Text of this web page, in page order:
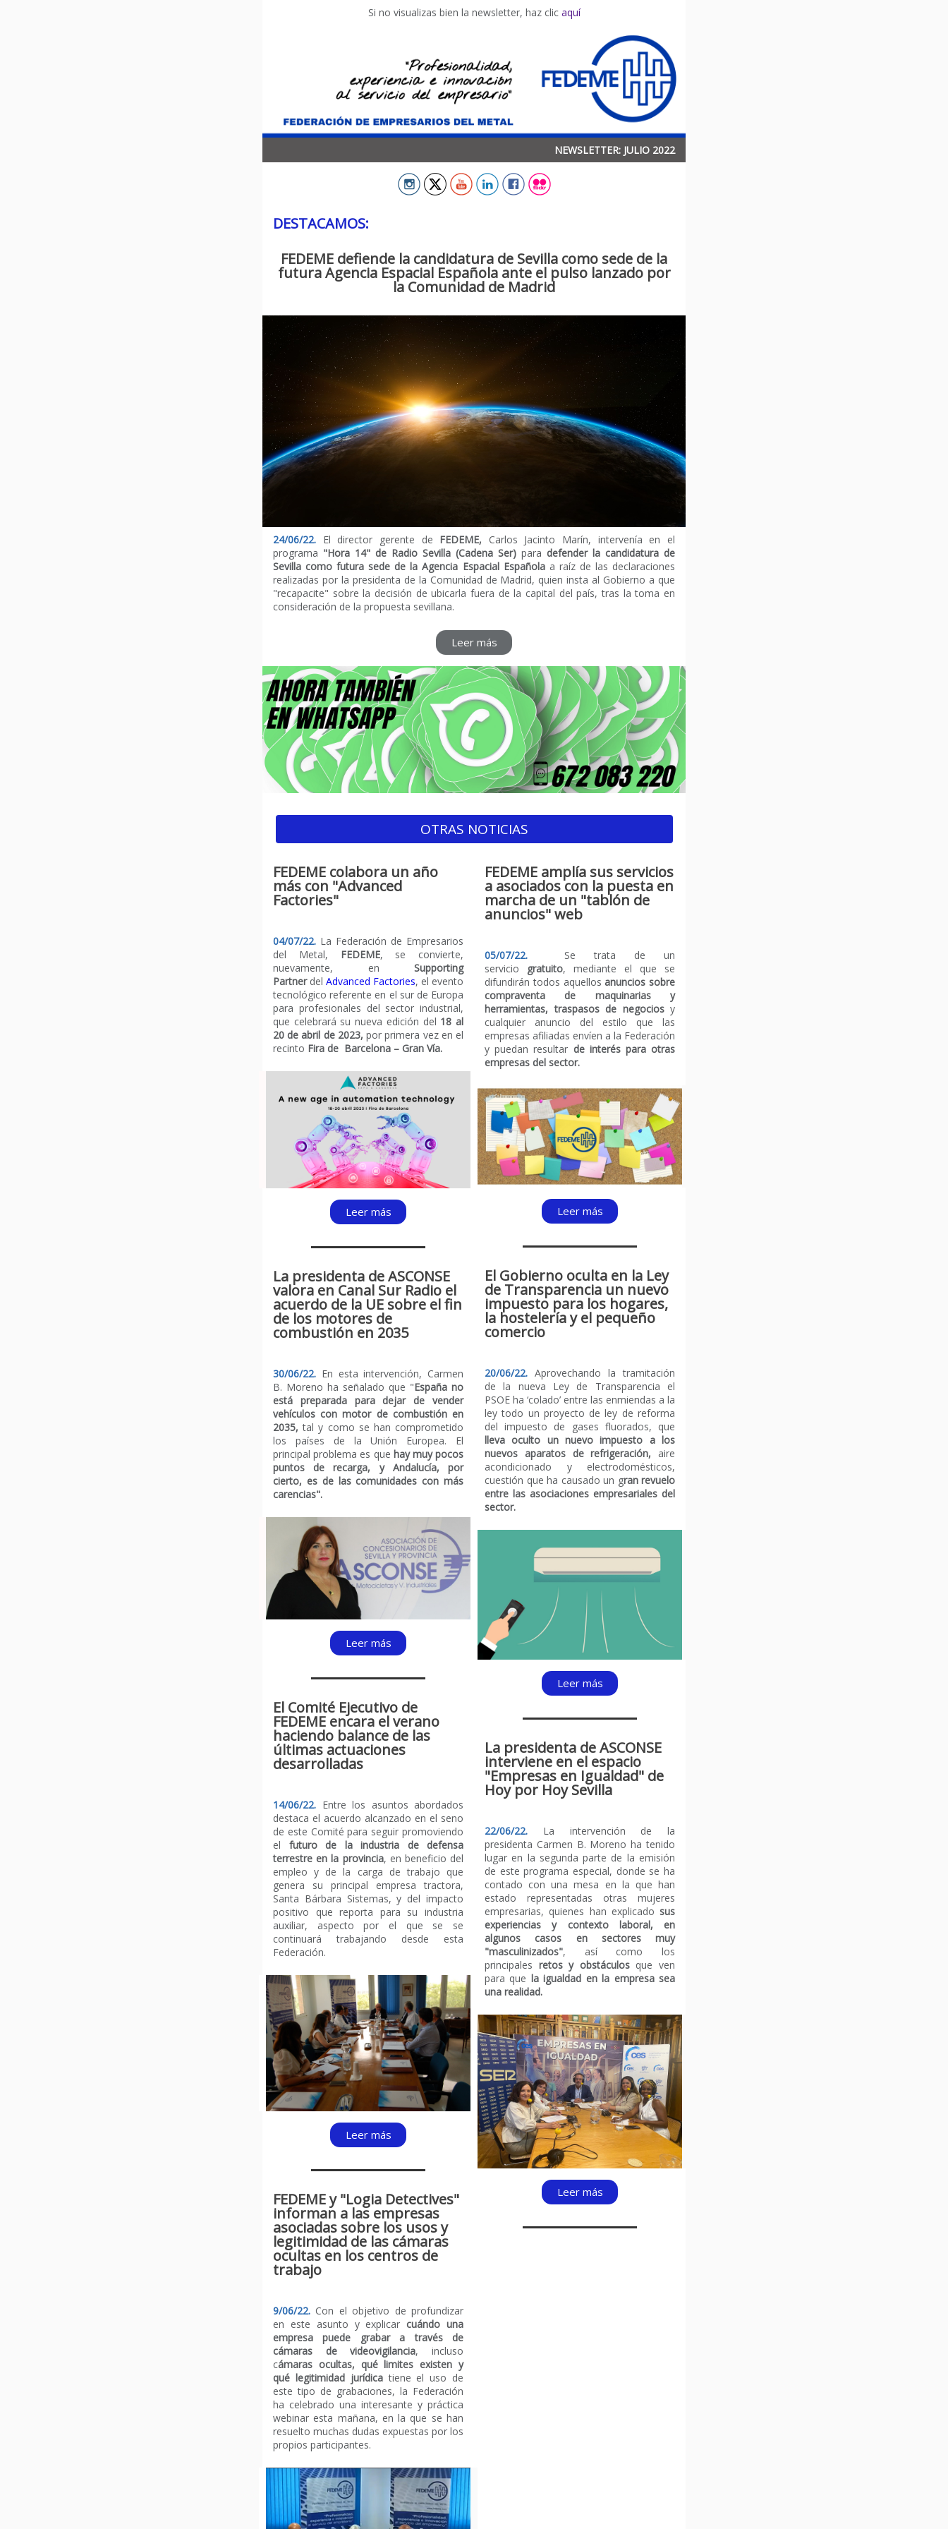
Si no visualizas bien la newsletter, haz clic aquí
NEWSLETTER: JULIO 2022
DESTACAMOS:
FEDEME defiende la candidatura de Sevilla como sede de la
futura Agencia Espacial Española ante el pulso lanzado por
la Comunidad de Madrid
24/06/22. El director gerente de FEDEME,
Carlos Jacinto Marín, intervenía en el
programa "Hora 14" de Radio Sevilla (Cadena Ser) para defender la candidatura de
Sevilla como futura sede de la Agencia Espacial Española a raíz de las declaraciones
realizadas por la presidenta de la Comunidad de Madrid, quien insta al Gobierno a que
"recapacite" sobre la decisión de ubicarla fuera de la capital del país, tras la toma en
consideración de la propuesta sevillana.
Leer más
OTRAS NOTICIAS
FEDEME colabora un año
más con "Advanced
Factories"
04/07/22. La Federación de Empresarios
del Metal, FEDEME, se convierte,
nuevamente, en Supporting
Partner del Advanced Factories, el evento
tecnológico referente en el sur de Europa
para profesionales del sector industrial,
que celebrará su nueva edición del 18 al
20 de abril de 2023,por primera vez en el
recinto Fira de Barcelona – Gran Vía.
Leer más
La presidenta de ASCONSE
valora en Canal Sur Radio el
acuerdo de la UE sobre el fin
de los motores de
combustión en 2035
30/06/22. En esta intervención, Carmen
B. Moreno ha señalado que "España no
está preparada para dejar de vender
vehículos con motor de combustión en
2035, tal y como se han comprometido
los países de la Unión Europea. El
principal problema es que hay muy pocos
puntos de recarga, y Andalucía, por
cierto, es de las comunidades con más
carencias".
Leer más
El Comité Ejecutivo de
FEDEME encara el verano
haciendo balance de las
últimas actuaciones
desarrolladas
14/06/22. Entre los asuntos abordados
destaca el acuerdo alcanzado en el seno
de este Comité para seguir promoviendo
el
futuro de la industria de defensa
terrestre en la provincia, en beneficio del
empleo y de la carga de trabajo que
genera su principal empresa tractora,
Santa Bárbara Sistemas, y del impacto
positivo que reporta para su industria
auxiliar, aspecto por el que se se
continuará trabajando desde esta
Federación.
Leer más
FEDEME y "Logia Detectives"
informan a las empresas
asociadas sobre los usos y
legitimidad de las cámaras
ocultas en los centros de
trabajo
9/06/22. Con el objetivo de profundizar
en este asunto y explicarcuándo una
empresa puede grabar a través de
cámaras de videovigilancia, incluso
cámaras ocultas, qué limites existen y
qué legitimidad jurídicatiene el uso de
este tipo de grabaciones, la Federación
ha celebrado una interesante y práctica
webinar esta mañana, en la que se han
resuelto muchas dudas expuestas por los
propios participantes.
FEDEME amplía sus servicios
a asociados con la puesta en
marcha de un "tablón de
anuncios" web
05/07/22.
Se trata de un
servicio
gratuito, mediante el que se
difundirán todos aquellos anuncios sobre
compraventa de maquinarias y
herramientas, traspasos de negocios y
cualquier anuncio del estilo que las
empresas afiliadas envíen a la Federación
y puedan resultar de interés para otras
empresas del sector.
Leer más
El Gobierno oculta en la Ley
de Transparencia un nuevo
impuesto para los hogares,
la hostelería y el pequeño
comercio
20/06/22. Aprovechando la tramitación
de la nueva Ley de Transparencia el
PSOE ha ‘colado’ entre las enmiendas a la
ley todo un proyecto de ley de reforma
del impuesto de gases fluorados, que
lleva oculto un nuevo impuesto a los
nuevos aparatos de refrigeración, aire
acondicionado y electrodomésticos,
cuestión que ha causado un gran revuelo
entre las asociaciones empresariales del
sector.
Leer más
La presidenta de ASCONSE
interviene en el espacio
"Empresas en Igualdad" de
Hoy por Hoy Sevilla
22/06/22. La intervención de la
presidenta Carmen B. Moreno ha tenido
lugar en la segunda parte de la emisión
de este programa especial, donde se ha
contado con una mesa en la que han
estado representadas otras mujeres
empresarias, quienes han explicado sus
experiencias y contexto laboral, en
algunos casos en sectores muy
"masculinizados", así como los
principales retos y obstáculosque ven
para que la igualdad en la empresa sea
una realidad.
Leer más